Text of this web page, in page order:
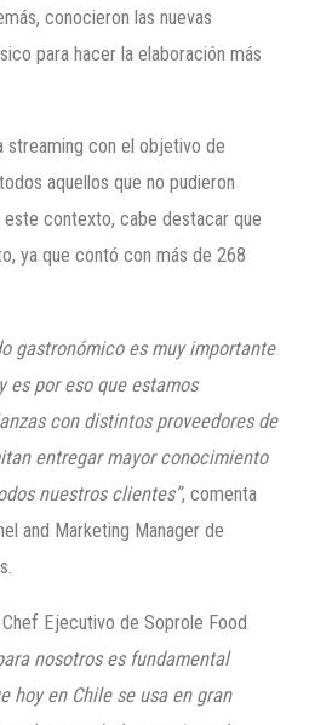
conocieron las nuevas
para hacer la elaboración más
streaming con el objetivo de
aquellos que no pudieron
contexto, cabe destacar que
ya que contó con más de 268
gastronómico es muy importante
por eso que estamos
con distintos proveedores de
entregar mayor conocimiento
nuestros clientes”, comenta
and Marketing Manager de
Ejecutivo de Soprole Food
nosotros es fundamental
hoy en Chile se usa en gran